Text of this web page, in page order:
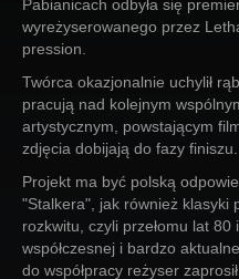
Więcej
Login
Pabianicach odbyła się
wyreżyserowanego przez
pression.
Twórca okazjonalnie uchylił
pracują nad kolejnym
artystycznym, powstającym
zdjęcia dobijają do fazy finiszu.
Projekt ma być polską
"Stalkera", jak również klasyki
rozkwitu, czyli przełomu lat
współczesnej i bardzo
do współpracy reżyser